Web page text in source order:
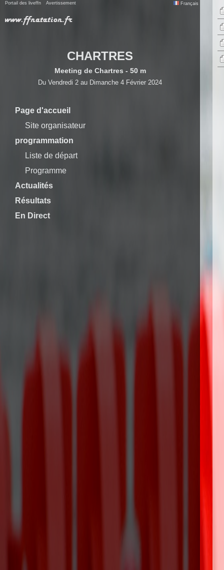
Portail des liveffn Avertissement Français
CHARTRES
Meeting de Chartres - 50 m
Du Vendredi 2 au Dimanche 4 Février 2024
Page d'accueil
Site organisateur
programmation
Liste de départ
Programme
Actualités
Résultats
En Direct